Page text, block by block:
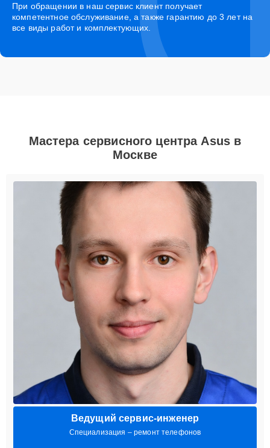
При обращении в наш сервис клиент получает
компетентное обслуживание, а также гарантию до 3 лет на
все виды работ и комплектующих.
Мастера сервисного центра Asus в
Москве
Ведущий сервис-инженер
Специализация – ремонт телефонов